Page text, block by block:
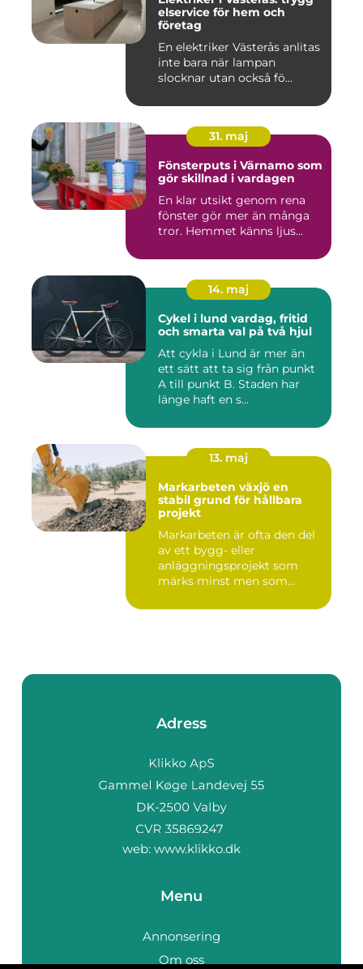
elservice för hem och
företag
En elektriker Västerås anlitas
inte bara när lampan
slocknar utan också fö...
31. maj
Fönsterputs i Värnamo som
gör skillnad i vardagen
En klar utsikt genom rena
fönster gör mer än många
tror. Hemmet känns ljus...
14. maj
Cykel i lund vardag, fritid
och smarta val på två hjul
Att cykla i Lund är mer än
ett sätt att ta sig från punkt
A till punkt B. Staden har
länge haft en s...
13. maj
Markarbeten växjö en
stabil grund för hållbara
projekt
Markarbeten är ofta den del
av ett bygg- eller
anläggningsprojekt som
märks minst men som
Adress
web: www.klikko.dk
Menu
Annonsering
Om oss